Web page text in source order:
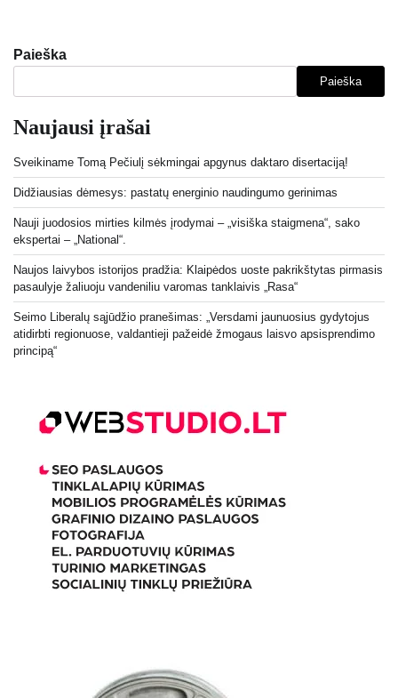
Paieška
Paieška
Naujausi įrašai
Sveikiname Tomą Pečiulį sėkmingai apgynus daktaro disertaciją!
Didžiausias dėmesys: pastatų energinio naudingumo gerinimas
Nauji juodosios mirties kilmės įrodymai – „visiška staigmena“, sako
ekspertai – „National“.
Naujos laivybos istorijos pradžia: Klaipėdos uoste pakrikštytas pirmasis
pasaulyje žaliuoju vandeniliu varomas tanklaivis „Rasa“
Seimo Liberalų sąjūdžio pranešimas: „Versdami jaunuosius gydytojus
atidirbti regionuose, valdantieji pažeidė žmogaus laisvo apsisprendimo
principą“